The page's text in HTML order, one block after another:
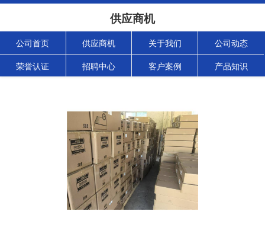
供应商机
公司首页 供应商机 关于我们 公司动态
荣誉认证 招聘中心 客户案例 产品知识